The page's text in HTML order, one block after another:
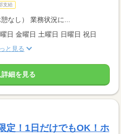
支給
なし） 業務状況に...
日 金曜日 土曜日 日曜日 祝日
と見る
細を見る
定！1日だけでもOK！ホ